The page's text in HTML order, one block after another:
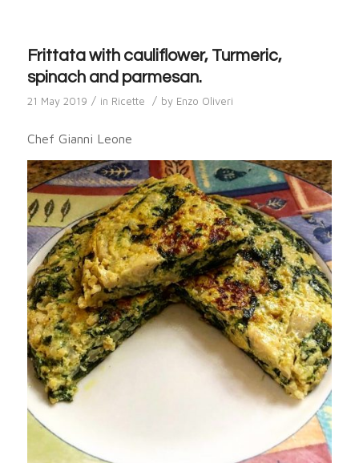
Frittata with cauliflower, Turmeric,
spinach and parmesan.
21 May 2019 / in Ricette / by Enzo Oliveri
Chef Gianni Leone